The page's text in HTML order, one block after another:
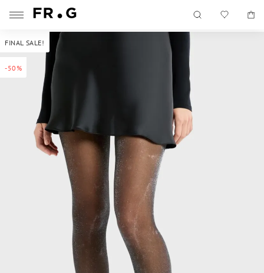
-50%
FINAL SALE!